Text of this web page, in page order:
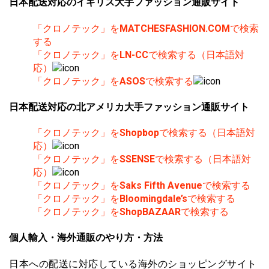
日本配送対応のイギリス大手ファッション通販サイト
「クロノテック」をMATCHESFASHION.COMで検索
する
「クロノテック」をLN-CCで検索する（日本語対
応）
「クロノテック」をASOSで検索する
日本配送対応の北アメリカ大手ファッション通販サイト
「クロノテック」をShopbopで検索する（日本語対
応）
「クロノテック」をSSENSEで検索する（日本語対
応）
「クロノテック」をSaks Fifth Avenueで検索する
「クロノテック」をBloomingdale’sで検索する
「クロノテック」をShopBAZAARで検索する
個人輸入・海外通販のやり方・方法
日本への配送に対応している海外のショッピングサイト